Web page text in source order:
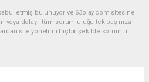
etmiş bulunuyor ve 63olay.com sitesine
veya dolaylı tüm sorumluluğu tek başınıza
site yönetimi hiçbir şekilde sorumlu